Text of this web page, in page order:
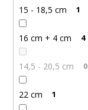
15 - 18,5 cm 1
16 cm + 4 cm 4
14,5 - 20,5 cm 0
22 cm 1